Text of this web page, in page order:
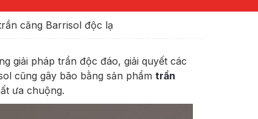
căng Barrisol độc lạ
giải pháp trần độc đáo, giải quyết các
cũng gây bão bằng sản phẩm trần
ưa chuộng.